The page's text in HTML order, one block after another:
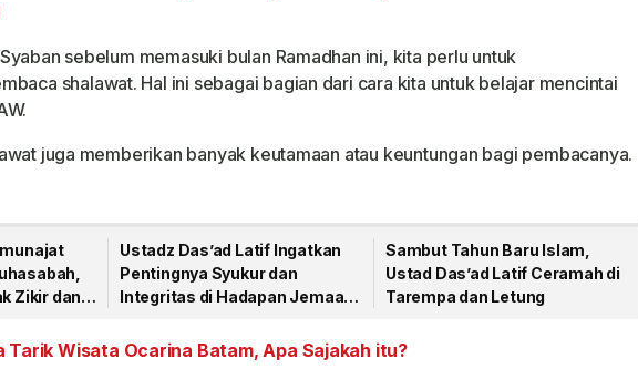
sebelum memasuki bulan Ramadhan ini, kita perlu untuk
shalawat. Hal ini sebagai bagian dari cara kita untuk belajar mencintai
juga memberikan banyak keutamaan atau keuntungan bagi pembacanya.
Zikir dan
Ustadz Das’ad Latif Ingatkan
Pentingnya Syukur dan
Integritas di Hadapan Jemaah
Sambut Tahun Baru Islam,
Ustad Das’ad Latif Ceramah di
Tarempa dan Letung
Tarik Wisata Ocarina Batam, Apa Sajakah itu?